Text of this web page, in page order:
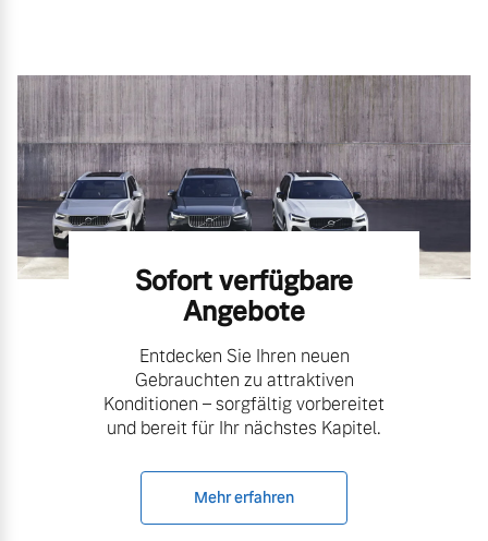
Sofort verfügbare
Angebote
Entdecken Sie Ihren neuen
Gebrauchten zu attraktiven
Konditionen – sorgfältig vorbereitet
und bereit für Ihr nächstes Kapitel.
Mehr erfahren